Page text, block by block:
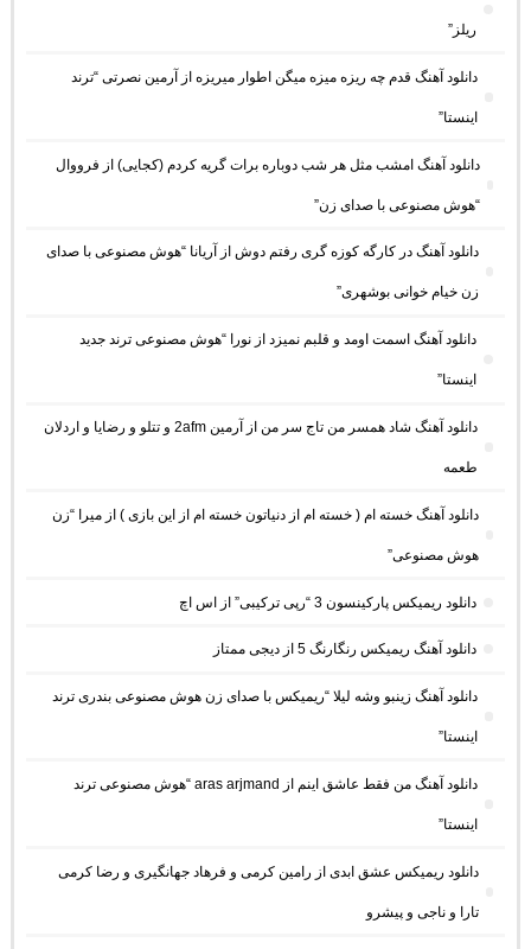
ریلز”
دانلود آهنگ ﻗﺪم ﭼﻪ رﻳﺰه ﻣﻴﺰه ﻣﻴﮕﻦ اﻃﻮار ﻣﻴﺮﻳﺰه از آرمین نصرتی “ترند
اینستا”
دانلود آهنگ امشب مثل هر شب دوباره برات گریه کردم (کجایی) از فرووال
“هوش مصنوعی با صدای زن”
دانلود آهنگ در کارگه کوزه گری رفتم دوش از آریانا “هوش مصنوعی با صدای
زن خیام خوانی بوشهری”
دانلود آهنگ اسمت اومد و قلبم نمیزد از نورا “هوش مصنوعی ترند جدید
اینستا”
دانلود آهنگ شاد همسر من تاج سر من از آرمین 2afm و تتلو و رضایا و اردلان
طعمه
دانلود آهنگ خسته ام ( خسته ام از دنیاتون خسته ام از این بازی ) از میرا “زن
هوش مصنوعی”
دانلود ریمیکس پارکینسون 3 “رپی ترکیبی” از اس اچ
دانلود آهنگ ریمیکس رنگارنگ 5 از دیجی ممتاز
دانلود آهنگ زینبو وشه لیلا “ریمیکس با صدای زن هوش مصنوعی بندری ترند
اینستا”
دانلود آهنگ من فقط عاشق اینم از aras arjmand “هوش مصنوعی ترند
اینستا”
دانلود ریمیکس عشق ابدی از رامین کرمی و فرهاد جهانگیری و رضا کرمی
تارا و ناجی و پیشرو